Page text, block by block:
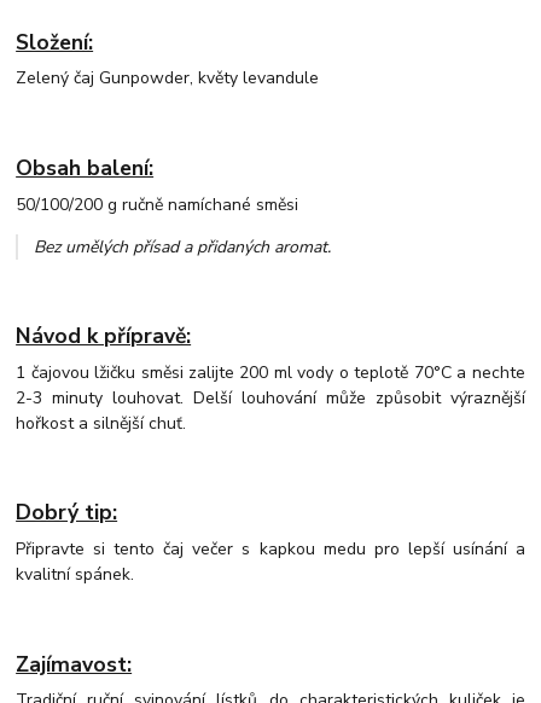
Složení:
Zelený čaj Gunpowder, květy levandule
Obsah balení:
50/100/200 g ručně namíchané směsi
Bez umělých přísad a přidaných aromat.
Návod k přípravě:
1 čajovou lžičku směsi zalijte 200 ml vody o teplotě 70°C a nechte
2-3 minuty louhovat. Delší louhování může způsobit výraznější
hořkost a silnější chuť.
Dobrý tip:
Připravte si tento čaj večer s kapkou medu pro lepší usínání a
kvalitní spánek.
Zajímavost: